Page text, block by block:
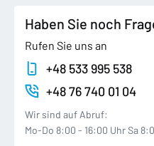
Haben Sie noch
Rufen Sie uns an
+48 533 995 538
+48 76 740 01 04
Wir sind auf Abruf:
Mo-Do 8:00 - 16:00 Uhr Sa